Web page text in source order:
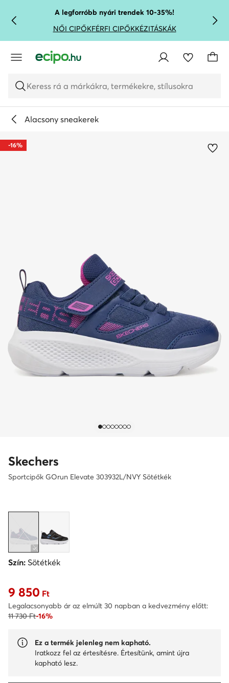
UGRÁS A FŐ TARTALOMRA
UGRÁS A KERESÉSHEZA legforróbb nyári trendek 10-35%!
NŐI CIPŐKFÉRFI CIPŐKKÉZITÁSKÁK
Keress rá a márkákra, termékekre, stílusokra
Alacsony sneakerek
-16%
Skechers
Sportcipők GOrun Elevate 303932L/NVY Sötétkék
Szín: Sötétkék
Aktuális ár 9 850 Ft
9 850 Ft
Legalacsonyabb ár az elmúlt 30 napban a kedvezmény előtt:
11 730 Ft-16%
Ez a termék jelenleg nem kapható.
Iratkozz fel az értesítésre. Értesítünk, amint újra
kapható lesz.